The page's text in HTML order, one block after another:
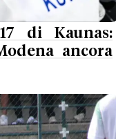
di Kaunas:
ancora